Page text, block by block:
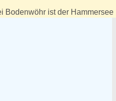
Bodenwöhr ist der Hammersee